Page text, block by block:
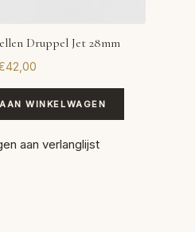
Druppel Jet 28mm
42,00
WINKELWAGEN
aan verlanglijst